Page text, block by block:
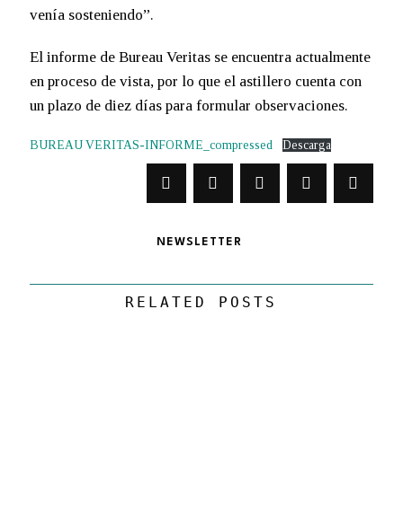
venía sosteniendo”.
El informe de Bureau Veritas se encuentra actualmente
en proceso de vista, por lo que el astillero cuenta con
un plazo de diez días para formular observaciones.
BUREAU VERITAS-INFORME_compressed Descarga
NEWSLETTER
RELATED POSTS